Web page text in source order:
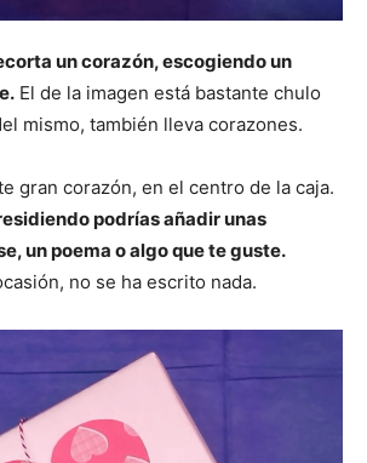
un corazón, escogiendo un
El de la imagen está bastante chulo
mismo, también lleva corazones.
gran corazón, en el centro de la caja.
podrías añadir unas
un poema o algo que te guste.
no se ha escrito nada.